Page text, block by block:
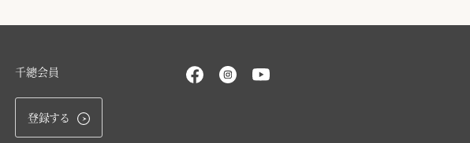
千總会員
登録する